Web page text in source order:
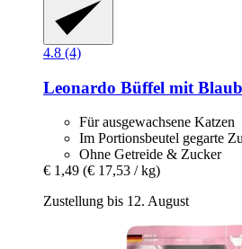
4.8 (4)
Leonardo Büffel mit
Für ausgewachsene Katzen
Im Portionsbeutel gegarte
Ohne Getreide & Zucker
€ 1,49 (€ 17,53 / kg)
Zustellung bis 12. August